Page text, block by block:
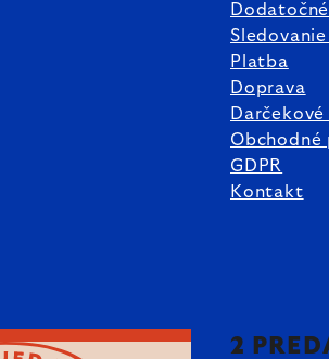
Platba
Doprava
Obchodné
GDPR
Kontakt
2